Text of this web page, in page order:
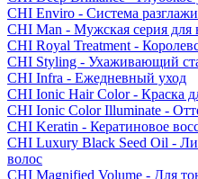
CHI Enviro - Система
CHI Man - Мужская серия для
CHI Royal Treatment -
CHI Styling - Ухаживающий
CHI Infra - Ежедневный уход
CHI Ionic Hair Color - Краска
CHI Ionic Color Illuminate -
CHI Keratin - Кератиновое
CHI Luxury Black Seed Oil -
волос
CHI Magnified Volume - Для